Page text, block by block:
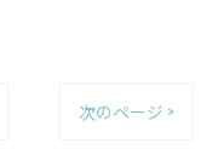
次のページ >